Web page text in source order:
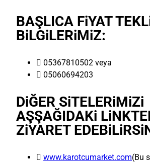
BAŞLICA FiYAT
BiLGiLERiMiZ:
 05367810502 veya
 05060694203
DiĞER SiTELERiMiZi
AŞŞAĞIDAKi
ZiYARET
 www.karotcumarket.com(Bu